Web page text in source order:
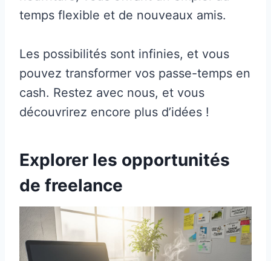
temps flexible et de nouveaux amis.
Les possibilités sont infinies, et vous
pouvez transformer vos passe-temps en
cash. Restez avec nous, et vous
découvrirez encore plus d’idées !
Explorer les opportunités
de freelance